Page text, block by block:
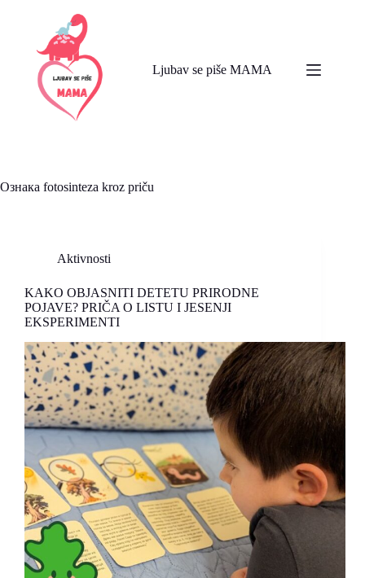
Ljubav se piše MAMA
Ознака fotosinteza kroz priču
Aktivnosti
KAKO OBJASNITI DETETU PRIRODNE
POJAVE? PRIČA O LISTU I JESENJI
EKSPERIMENTI